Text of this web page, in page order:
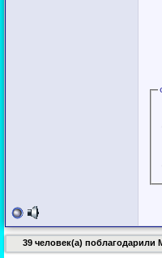
39 человек(а) поблагодарили